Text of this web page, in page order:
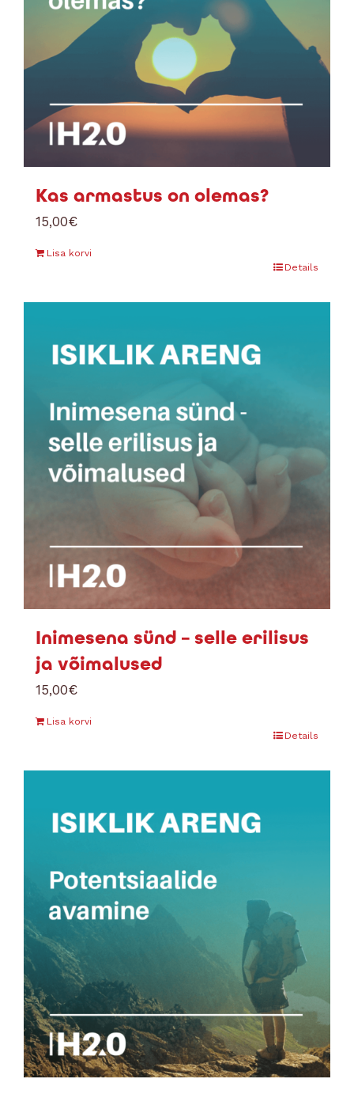
Kas armastus on olemas?
15,00€
Lisa korvi
Details
Inimesena sünd – selle erilisus
ja võimalused
15,00€
Lisa korvi
Details